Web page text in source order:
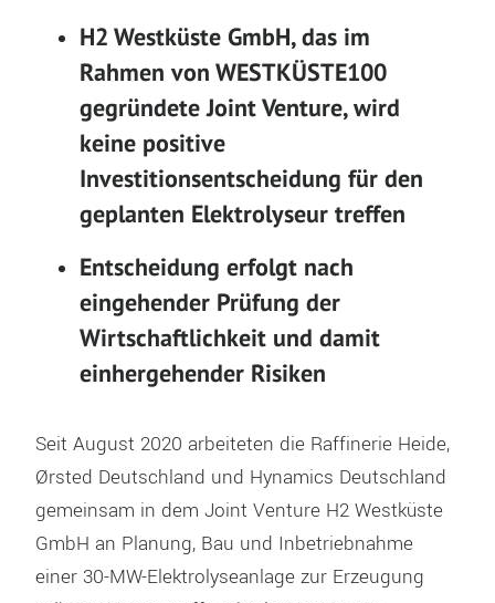
H2 Westküste GmbH, das im
Rahmen von WESTKÜSTE100
gegründete Joint Venture, wird
keine positive
Investitionsentscheidung für den
geplanten Elektrolyseur treffen
Entscheidung erfolgt nach
eingehender Prüfung der
Wirtschaftlichkeit und damit
einhergehender Risiken
Seit August 2020 arbeiteten die Raffinerie Heide,
Ørsted Deutschland und Hynamics Deutschland
gemeinsam in dem Joint Venture H2 Westküste
GmbH an Planung, Bau und Inbetriebnahme
einer 30-MW-Elektrolyseanlage zur Erzeugung